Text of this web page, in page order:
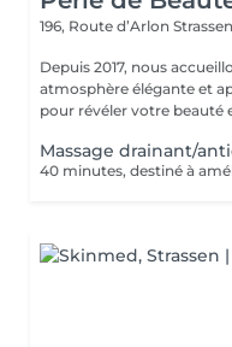
196, Route d’Arlon
Depuis 2017, nous
atmosphère élégante et
pour révéler votre beauté
Massage drainant/